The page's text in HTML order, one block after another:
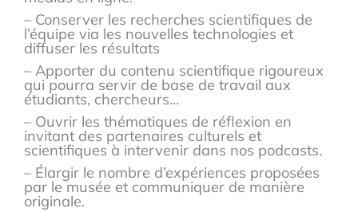
– Conserver les recherches scientifiques de
l’équipe via les nouvelles technologies et
diffuser les résultats
– Apporter du contenu scientifique rigoureux
qui pourra servir de base de travail aux
étudiants, chercheurs…
– Ouvrir les thématiques de réflexion en
invitant des partenaires culturels et
scientifiques à intervenir dans nos podcasts.
– Élargir le nombre d’expériences proposées
par le musée et communiquer de manière
originale.